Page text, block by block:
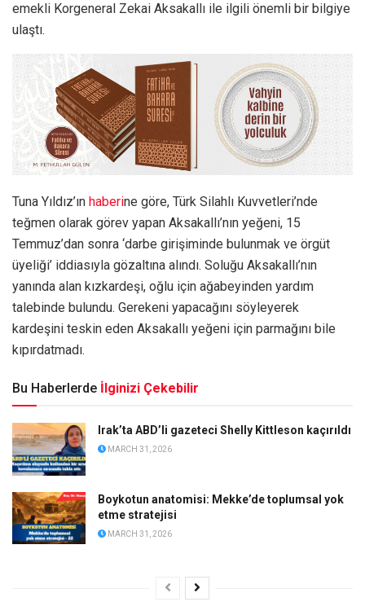
emekli Korgeneral Zekai Aksakallı ile ilgili önemli bir bilgiye
ulaştı.
Tuna Yıldız’ın haberine göre, Türk Silahlı Kuvvetleri’nde
teğmen olarak görev yapan Aksakallı’nın yeğeni, 15
Temmuz’dan sonra ‘darbe girişiminde bulunmak ve örgüt
üyeliği’ iddiasıyla gözaltına alındı. Soluğu Aksakallı’nın
yanında alan kızkardeşi, oğlu için ağabeyinden yardım
talebinde bulundu. Gerekeni yapacağını söyleyerek
kardeşini teskin eden Aksakallı yeğeni için parmağını bile
kıpırdatmadı.
Bu Haberlerde İlginizi Çekebilir
Irak’ta ABD’li gazeteci Shelly Kittleson kaçırıldı
MARCH 31, 2026
Boykotun anatomisi: Mekke’de toplumsal yok
etme stratejisi
MARCH 31, 2026